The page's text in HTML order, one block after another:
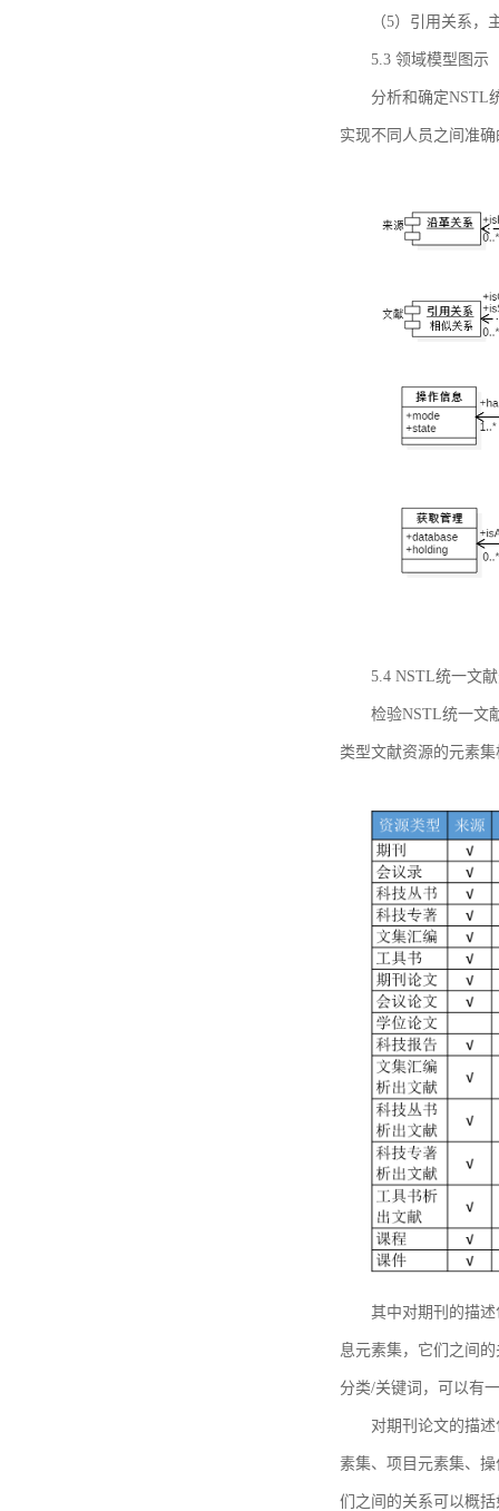
（5）引用关系，
5.3 领域模型图示
分析和确定NSTL
实现不同人员之间准
5.4 NSTL统一文
检验NSTL统一文
类型文献资源的元素
其中对期刊的描
息元素集，它们之间
分类/关键词，可以有
对期刊论文的描
素集、项目元素集、
们之间的关系可以概